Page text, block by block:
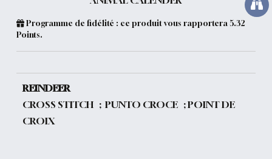
Programme de fidélité : ce produit vous rapportera5.32
Points.
REINDEER
CROSS STITCH ; PUNTO CROCE ; POINT DE
CROIX